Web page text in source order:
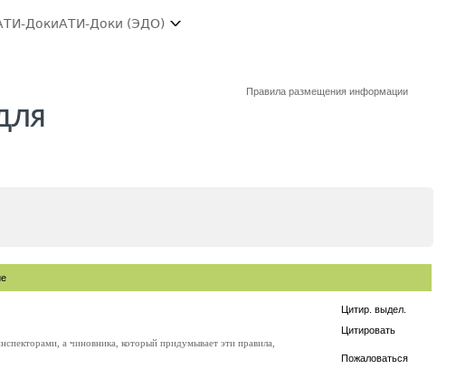
ДокиАТИ-Доки (ЭДО)
Правила размещения информации
Цитир. выдел.
Цитировать
Пожаловаться
а чиновника, который придумывает эти правила,